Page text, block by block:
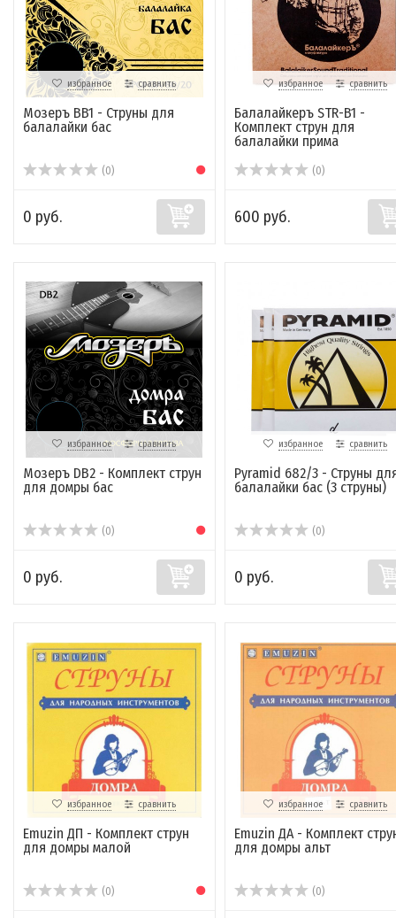
избранное сравнить
Мозеръ BB1 - Струны для
балалайки бас
(0)
0 руб.
избранное сравнить
Балалайкеръ STR-B1 -
Комплект струн для
балалайки прима
(0)
600 руб.
избранное сравнить
Мозеръ DB2 - Комплект струн
для домры бас
(0)
0 руб.
избранное сравнить
Pyramid 682/3 - Струны
балалайки бас (3 струны)
(0)
0 руб.
избранное сравнить
Emuzin ДП - Комплект струн
для домры малой
(0)
избранное сравнить
Emuzin ДА - Комплект
для домры альт
(0)